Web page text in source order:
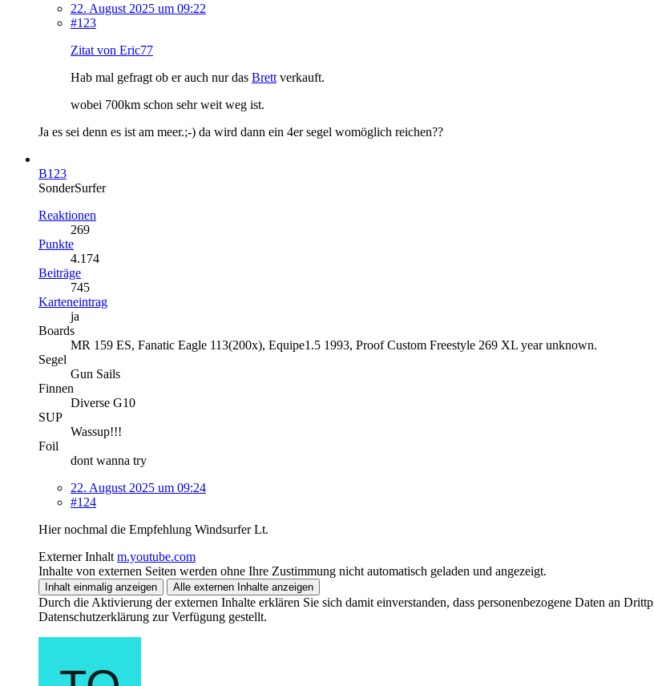
22. August 2025 um 09:22
#123
Zitat von Eric77
Hab mal gefragt ob er auch nur das Brett verkauft.
wobei 700km schon sehr weit weg ist.
Ja es sei denn es ist am meer.;-) da wird dann ein 4er segel womöglich reichen??
B123
SonderSurfer
Reaktionen
269
Punkte
4.174
Beiträge
745
Karteneintrag
ja
Boards
MR 159 ES, Fanatic Eagle 113(200x), Equipe1.5 1993, Proof Custom Freestyle 269 XL year unknown.
Segel
Gun Sails
Finnen
Diverse G10
SUP
Wassup!!!
Foil
dont wanna try
22. August 2025 um 09:24
#124
Hier nochmal die Empfehlung Windsurfer Lt.
Externer Inhalt m.youtube.com
Inhalte von externen Seiten werden ohne Ihre Zustimmung nicht automatisch geladen und angezeigt.
Inhalt einmalig anzeigen Alle externen Inhalte anzeigen
Durch die Aktivierung der externen Inhalte erklären Sie sich damit einverstanden, dass personenbezogene Daten an
Datenschutzerklärung zur Verfügung gestellt.